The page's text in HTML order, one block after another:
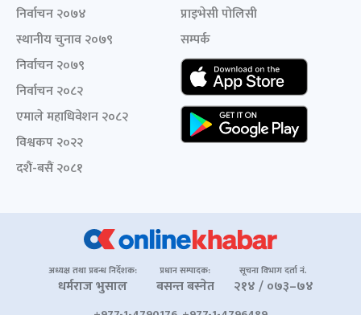
निर्वाचन २०७४
स्थानीय चुनाव २०७९
निर्वाचन २०७९
निर्वाचन २०८२
एमाले महाधिवेशन २०८२
विश्वकप २०२२
दशैं-बसैं २०८१
प्राइभेसी पोलिसी
सम्पर्क
अध्यक्ष तथा प्रबन्ध निर्देशक:
धर्मराज भुसाल
प्रधान सम्पादक:
बसन्त बस्नेत
सूचना विभाग दर्ता नं.
२१४ / ०७३–७४